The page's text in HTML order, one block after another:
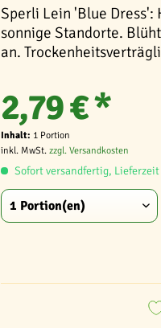
Sperli Lein 'Blue
sonnige Standorte.
an.
2,79 € *
Inhalt: 1 Portion
inkl. MwSt. zzgl. Versandkosten
Sofort versandfertig,